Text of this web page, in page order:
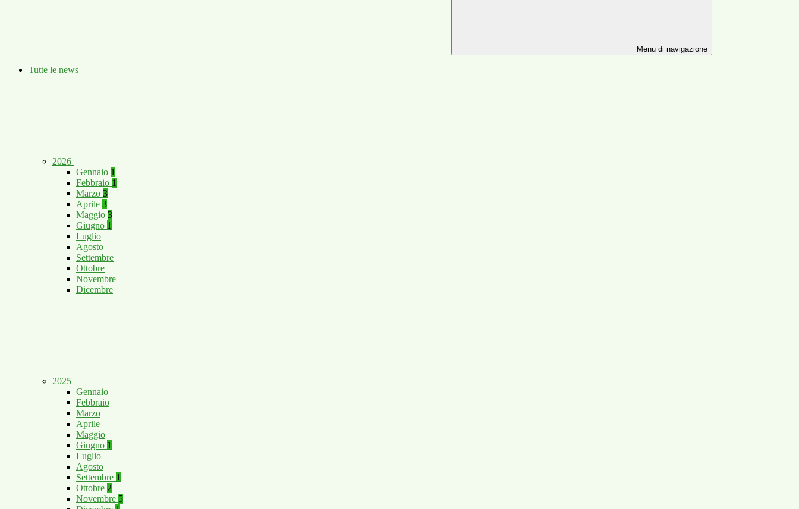
Menu di navigazione
Tutte le news
2026
Gennaio 1
Febbraio 1
Marzo 3
Aprile 3
Maggio 3
Giugno 1
Luglio
Agosto
Settembre
Ottobre
Novembre
Dicembre
2025
Gennaio
Febbraio
Marzo
Aprile
Maggio
Giugno 1
Luglio
Agosto
Settembre 1
Ottobre 2
Novembre 5